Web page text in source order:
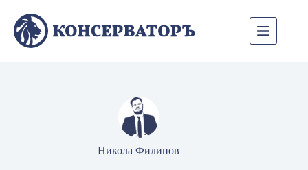
content
Никола Филипов